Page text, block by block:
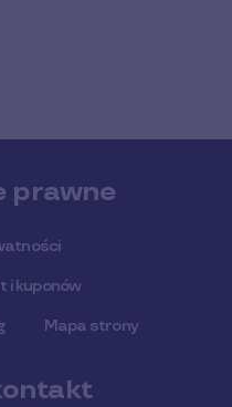
prawne
i kuponów
Mapa strony